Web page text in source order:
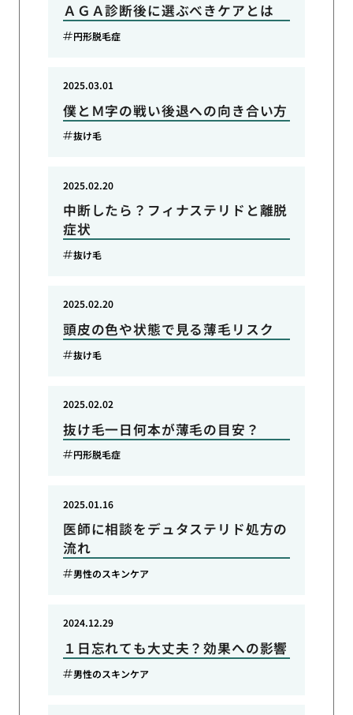
ＡＧＡ診断後に選ぶべきケアとは
円形脱毛症
僕とＭ字の戦い後退への向き合い方
2025.03.01
抜け毛
中断したら？フィナステリドと離脱
症状
2025.02.20
抜け毛
頭皮の色や状態で見る薄毛リスク
2025.02.20
抜け毛
抜け毛一日何本が薄毛の目安？
2025.02.02
円形脱毛症
医師に相談をデュタステリド処方の
流れ
2025.01.16
男性のスキンケア
１日忘れても大丈夫？効果への影響
2024.12.29
男性のスキンケア